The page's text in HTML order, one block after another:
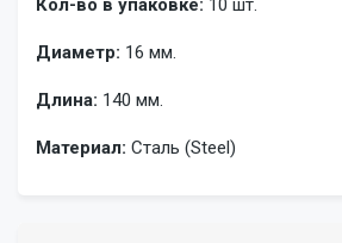
Кол-во в упаковке: 10 шт.
Диаметр: 16 мм.
Длина: 140 мм.
Материал: Сталь (Steel)